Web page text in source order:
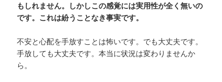
もしれません。しかしこの感覚には実用性が全く無いの
です。これは紛うことなき事実です。
不安と心配を手放すことは怖いです。でも大丈夫です。
手放しても大丈夫です。本当に状況は変わりませんか
ら。